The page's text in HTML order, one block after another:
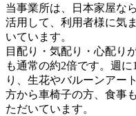
当事業所は、日本家屋な
活用して、利用者様に気
いています。
目配り・気配り・心配り
も通常の約2倍です。週
り、生花やバルーンアー
方から車椅子の方、食事
ただいています。